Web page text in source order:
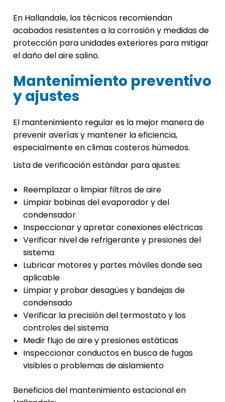
En Hallandale, los técnicos recomiendan
acabados resistentes a la corrosión y medidas de
protección para unidades exteriores para mitigar
el daño del aire salino.
Mantenimiento preventivo
y ajustes
El mantenimiento regular es la mejor manera de
prevenir averías y mantener la eficiencia,
especialmente en climas costeros húmedos.
Lista de verificación estándar para ajustes:
Reemplazar o limpiar filtros de aire
Limpiar bobinas del evaporador y del
condensador
Inspeccionar y apretar conexiones eléctricas
Verificar nivel de refrigerante y presiones del
sistema
Lubricar motores y partes móviles donde sea
aplicable
Limpiar y probar desagües y bandejas de
condensado
Verificar la precisión del termostato y los
controles del sistema
Medir flujo de aire y presiones estáticas
Inspeccionar conductos en busca de fugas
visibles o problemas de aislamiento
Beneficios del mantenimiento estacional en